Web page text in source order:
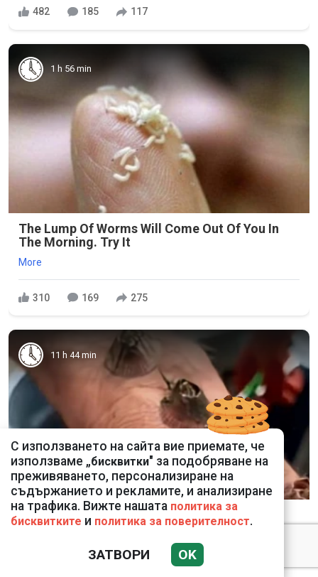
482 185 117
1 h 56 min
The Lump Of Worms Will Come Out Of You In
The Morning. Try It
More
310 169 275
11 h 44 min
5 Hidden Signs You Have Worms Inside Your
Body
С използването на сайта вие приемате, че
използваме „бисквитки" за подобряване на
преживяването, персонализиране на
съдържанието и рекламите, и анализиране
на трафика. Вижте нашата политика за
бисквитките и политика за поверителност.
ЗАТВОРИ OK